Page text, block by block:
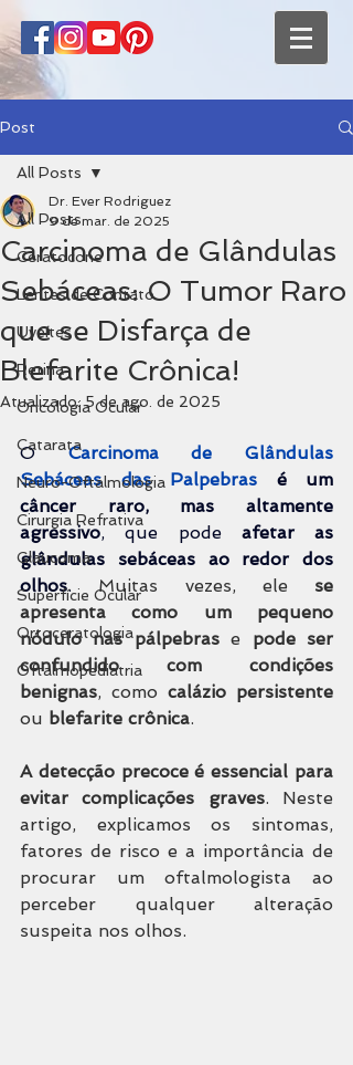
Post
All Posts
Ceratocone
Lentes de Contato
Uveítes
Retina
Oncologia Ocular
Catarata
Neuro-Oftalmologia
Cirurgia Refrativa
Glaucoma
Superfície Ocular
Ortoceratologia
Oftalmopediatria
All Posts
Carcinoma de Glândulas
Sebáceas: O Tumor Raro
que se Disfarça de
Blefarite Crônica!
Dr. Ever Rodriguez
9 de mar. de 2025
Atualizado:5 de ago. de 2025
O Carcinoma de Glândulas
Sebáceas
das Palpebras
é um
câncer raro, mas altamente
agressivo, que pode afetar as
glândulas sebáceas ao redor dos
olhos. Muitas vezes, ele se
apresenta como um pequeno
nódulo nas pálpebras e pode ser
confundido com condições
benignas, como calázio persistente
ou blefarite crônica.
A detecção precoce é essencial para
evitar complicações graves. Neste
artigo, explicamos os sintomas,
fatores de risco e a importância de
procurar um oftalmologista ao
perceber qualquer alteração
suspeita nos olhos.